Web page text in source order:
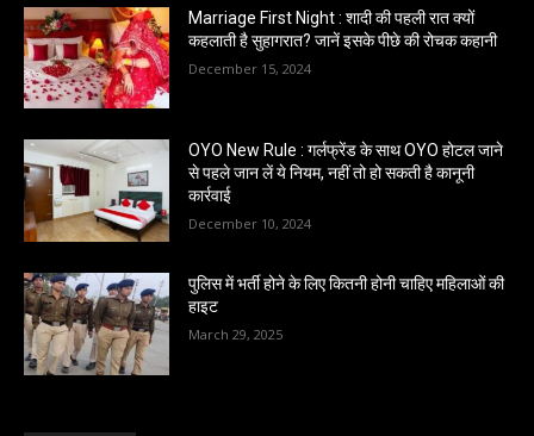
Marriage First Night : शादी की पहली रात क्यों
कहलाती है सुहागरात? जानें इसके पीछे की रोचक कहानी
December 15, 2024
OYO New Rule : गर्लफ्रेंड के साथ OYO होटल जाने
से पहले जान लें ये नियम, नहीं तो हो सकती है कानूनी
कार्रवाई
December 10, 2024
पुलिस में भर्ती होने के लिए कितनी होनी चाहिए महिलाओं की
हाइट
March 29, 2025